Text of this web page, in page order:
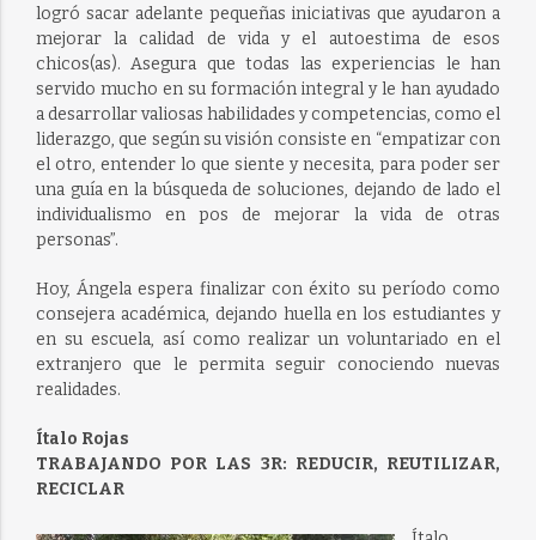
logró sacar adelante pequeñas iniciativas que ayudaron a
mejorar la calidad de vida y el autoestima de esos
chicos(as). Asegura que todas las experiencias le han
servido mucho en su formación integral y le han ayudado
a desarrollar valiosas habilidades y competencias, como el
liderazgo, que según su visión consiste en “empatizar con
el otro, entender lo que siente y necesita, para poder ser
una guía en la búsqueda de soluciones, dejando de lado el
individualismo en pos de mejorar la vida de otras
personas”.
Hoy, Ángela espera finalizar con éxito su período como
consejera académica, dejando huella en los estudiantes y
en su escuela, así como realizar un voluntariado en el
extranjero que le permita seguir conociendo nuevas
realidades.
Ítalo Rojas
TRABAJANDO POR LAS 3R: REDUCIR, REUTILIZAR,
RECICLAR